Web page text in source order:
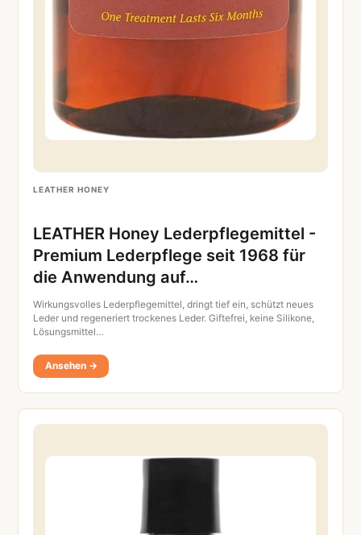
LEATHER HONEY
LEATHER Honey Lederpflegemittel -
Premium Lederpflege seit 1968 für
die Anwendung auf…
Wirkungsvolles Lederpflegemittel, dringt tief ein, schützt neues
Leder und regeneriert trockenes Leder. Giftefrei, keine Silikone,
Lösungsmittel…
Ansehen →